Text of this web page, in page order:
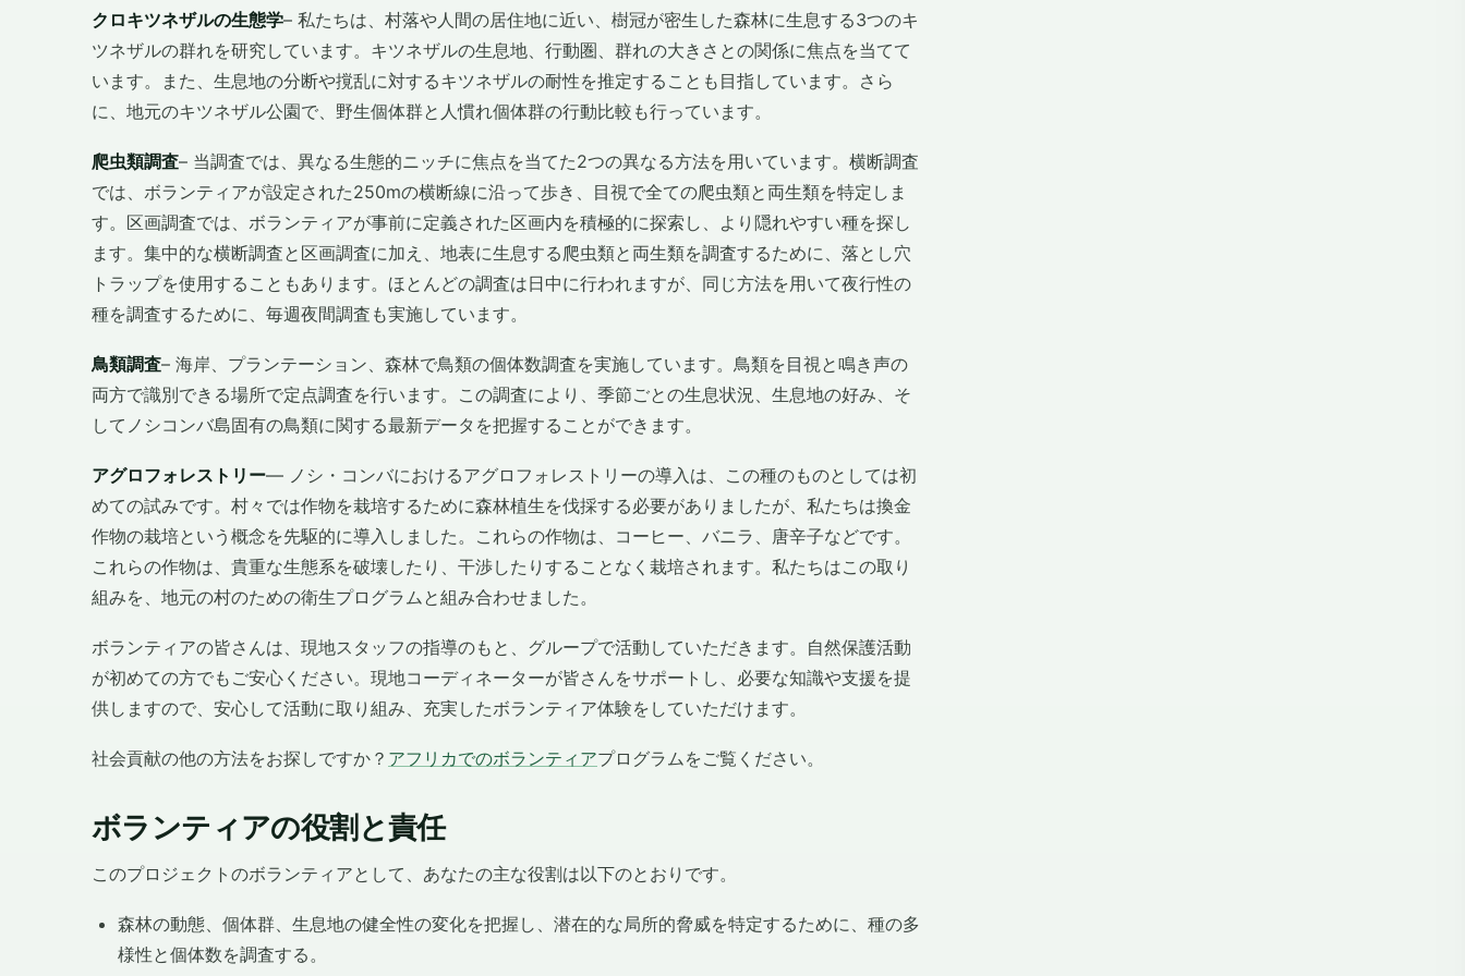
クロキツネザルの生態学– 私たちは、村落や人間の居住地に近い、樹冠が密生した森林に生息する3つのキ
ツネザルの群れを研究しています。キツネザルの生息地、行動圏、群れの大きさとの関係に焦点を当てて
います。また、生息地の分断や撹乱に対するキツネザルの耐性を推定することも目指しています。さら
に、地元のキツネザル公園で、野生個体群と人慣れ個体群の行動比較も行っています。
爬虫類調査– 当調査では、異なる生態的ニッチに焦点を当てた2つの異なる方法を用いています。横断調査
では、ボランティアが設定された250mの横断線に沿って歩き、目視で全ての爬虫類と両生類を特定しま
す。区画調査では、ボランティアが事前に定義された区画内を積極的に探索し、より隠れやすい種を探し
ます。集中的な横断調査と区画調査に加え、地表に生息する爬虫類と両生類を調査するために、落とし穴
トラップを使用することもあります。ほとんどの調査は日中に行われますが、同じ方法を用いて夜行性の
種を調査するために、毎週夜間調査も実施しています。
鳥類調査– 海岸、プランテーション、森林で鳥類の個体数調査を実施しています。鳥類を目視と鳴き声の
両方で識別できる場所で定点調査を行います。この調査により、季節ごとの生息状況、生息地の好み、そ
してノシコンバ島固有の鳥類に関する最新データを把握することができます。
アグロフォレストリー― ノシ・コンバにおけるアグロフォレストリーの導入は、この種のものとしては初
めての試みです。村々では作物を栽培するために森林植生を伐採する必要がありましたが、私たちは換金
作物の栽培という概念を先駆的に導入しました。これらの作物は、コーヒー、バニラ、唐辛子などです。
これらの作物は、貴重な生態系を破壊したり、干渉したりすることなく栽培されます。私たちはこの取り
組みを、地元の村のための衛生プログラムと組み合わせました。
ボランティアの皆さんは、現地スタッフの指導のもと、グループで活動していただきます。自然保護活動
が初めての方でもご安心ください。現地コーディネーターが皆さんをサポートし、必要な知識や支援を提
供しますので、安心して活動に取り組み、充実したボランティア体験をしていただけます。
社会貢献の他の方法をお探しですか？ アフリカでのボランティアプログラムをご覧ください。
ボランティアの役割と責任
このプロジェクトのボランティアとして、あなたの主な役割は以下のとおりです。
森林の動態、個体群、生息地の健全性の変化を把握し、潜在的な局所的脅威を特定するために、種の多
様性と個体数を調査する。